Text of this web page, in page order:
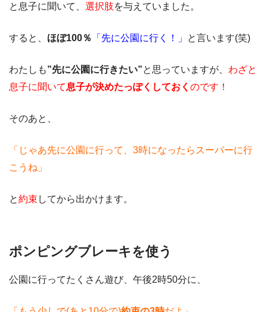
と息子に聞いて、 選択肢を与えていました。
すると、 ほぼ100％ 「先に公園に行く！」 と言います(笑)
わたしも”先に公園に行きたい”と思っていますが、 わざと
息子に聞いて息子が決めたっぽくしておく のです！
そのあと、
「じゃあ先に公園に行って、3時になったらスーパーに行
こうね」
と約束 してから出かけます。
ポンピングブレーキを使う
公園に行ってたくさん遊び、午後2時50分に、